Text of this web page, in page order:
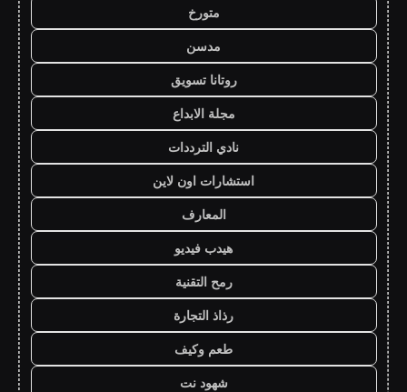
متورخ
مدسن
روتانا تسويق
مجلة الابداع
نادي الترددات
استشارات اون لاين
المعارف
هيدب فيديو
رمح التقنية
رذاذ التجارة
طعم وكيف
شهود نت